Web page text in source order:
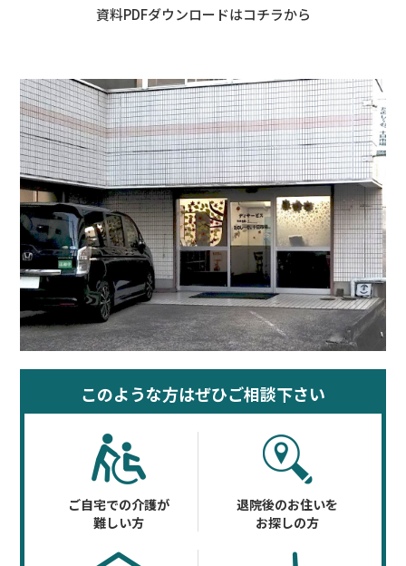
資料PDFダウンロードはコチラから
このような方はぜひご相談下さい
ご自宅での介護が
難しい方
退院後のお住いを
お探しの方